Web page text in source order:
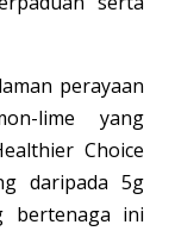
perayaan
lime yang
Choice
daripada 5g
bertenaga ini